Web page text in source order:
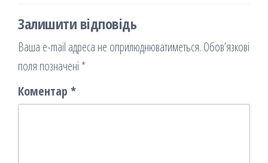
Залишити відповідь
Ваша e-mail адреса не оприлюднюватиметься. Обов’язкові
поля позначені *
Коментар *